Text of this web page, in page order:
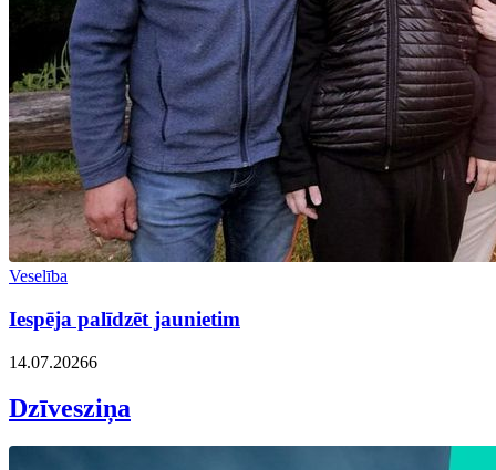
Veselība
Iespēja palīdzēt jaunietim
14.07.20266
Dzīvesziņa